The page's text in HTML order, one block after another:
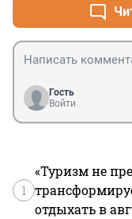
Гость
Войти
1
«Туризм не
отдыхать в